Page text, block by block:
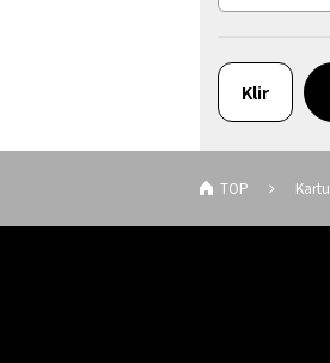
Klir
TOP Kartu